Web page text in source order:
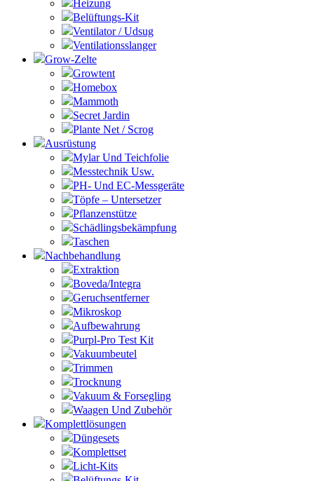
Heizung
Belüftungs-Kit
Ventilator / Udsug
Ventilationsslanger
Grow-Zelte
Growtent
Homebox
Mammoth
Secret Jardin
Plante Net / Scrog
Ausrüstung
Mylar Und Teichfolie
Messtechnik Usw.
PH- Und EC-Messgeräte
Töpfe – Untersetzer
Pflanzenstütze
Schädlingsbekämpfung
Taschen
Nachbehandlung
Extraktion
Boveda/Integra
Geruchsentferner
Mikroskop
Aufbewahrung
Purpl-Pro Test Kit
Vakuumbeutel
Trimmen
Trocknung
Vakuum & Forsegling
Waagen Und Zubehör
Komplettlösungen
Düngesets
Komplettset
Licht-Kits